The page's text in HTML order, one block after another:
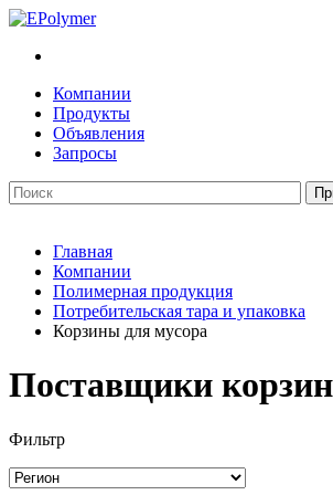
Компании
Продукты
Объявления
Запросы
Главная
Компании
Полимерная продукция
Потребительская тара и упаковка
Корзины для мусора
Поставщики
Фильтр